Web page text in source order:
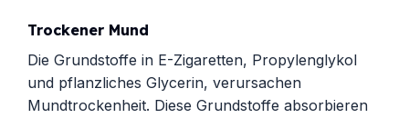
Trockener Mund
Die Grundstoffe in E-Zigaretten, Propylenglykol
und pflanzliches Glycerin, verursachen
Mundtrockenheit. Diese Grundstoffe absorbieren